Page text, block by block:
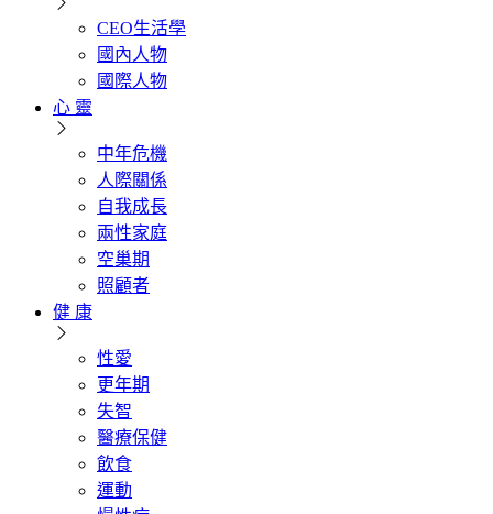
CEO生活學
國內人物
國際人物
心 靈
中年危機
人際關係
自我成長
兩性家庭
空巢期
照顧者
健 康
性愛
更年期
失智
醫療保健
飲食
運動